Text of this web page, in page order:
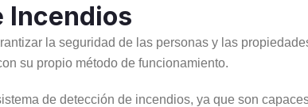
Incendios
la seguridad de las personas y las
su propio método de funcionamiento.
de detección de incendios, ya que son